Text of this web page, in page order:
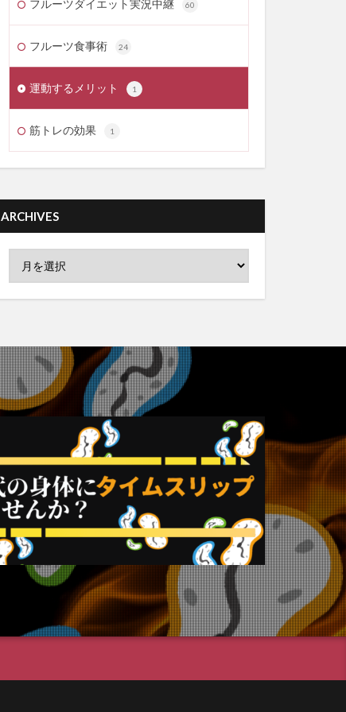
フルーツダイエット実況中継 60
フルーツ食事術 24
運動するメリット 1
筋トレの効果 1
ARCHIVES